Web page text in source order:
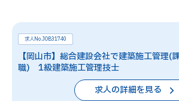
求人No.JOB31740
【岡山市】総合建設会社で建築施工管理(
職) 1級建築施工管理技士
求人の詳細を見る